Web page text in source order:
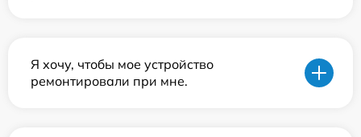
Я хочу, чтобы мое устройство
ремонтировали при мне.